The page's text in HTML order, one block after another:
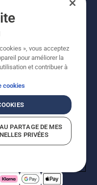
réservés. Les prix
Photos non
sont des prix de
direct.
de confidentialité
de violations présumées
», vous acceptez
pour améliorer la
et contribuer à
cookies
PARTAGE DE MES
PRIVÉES